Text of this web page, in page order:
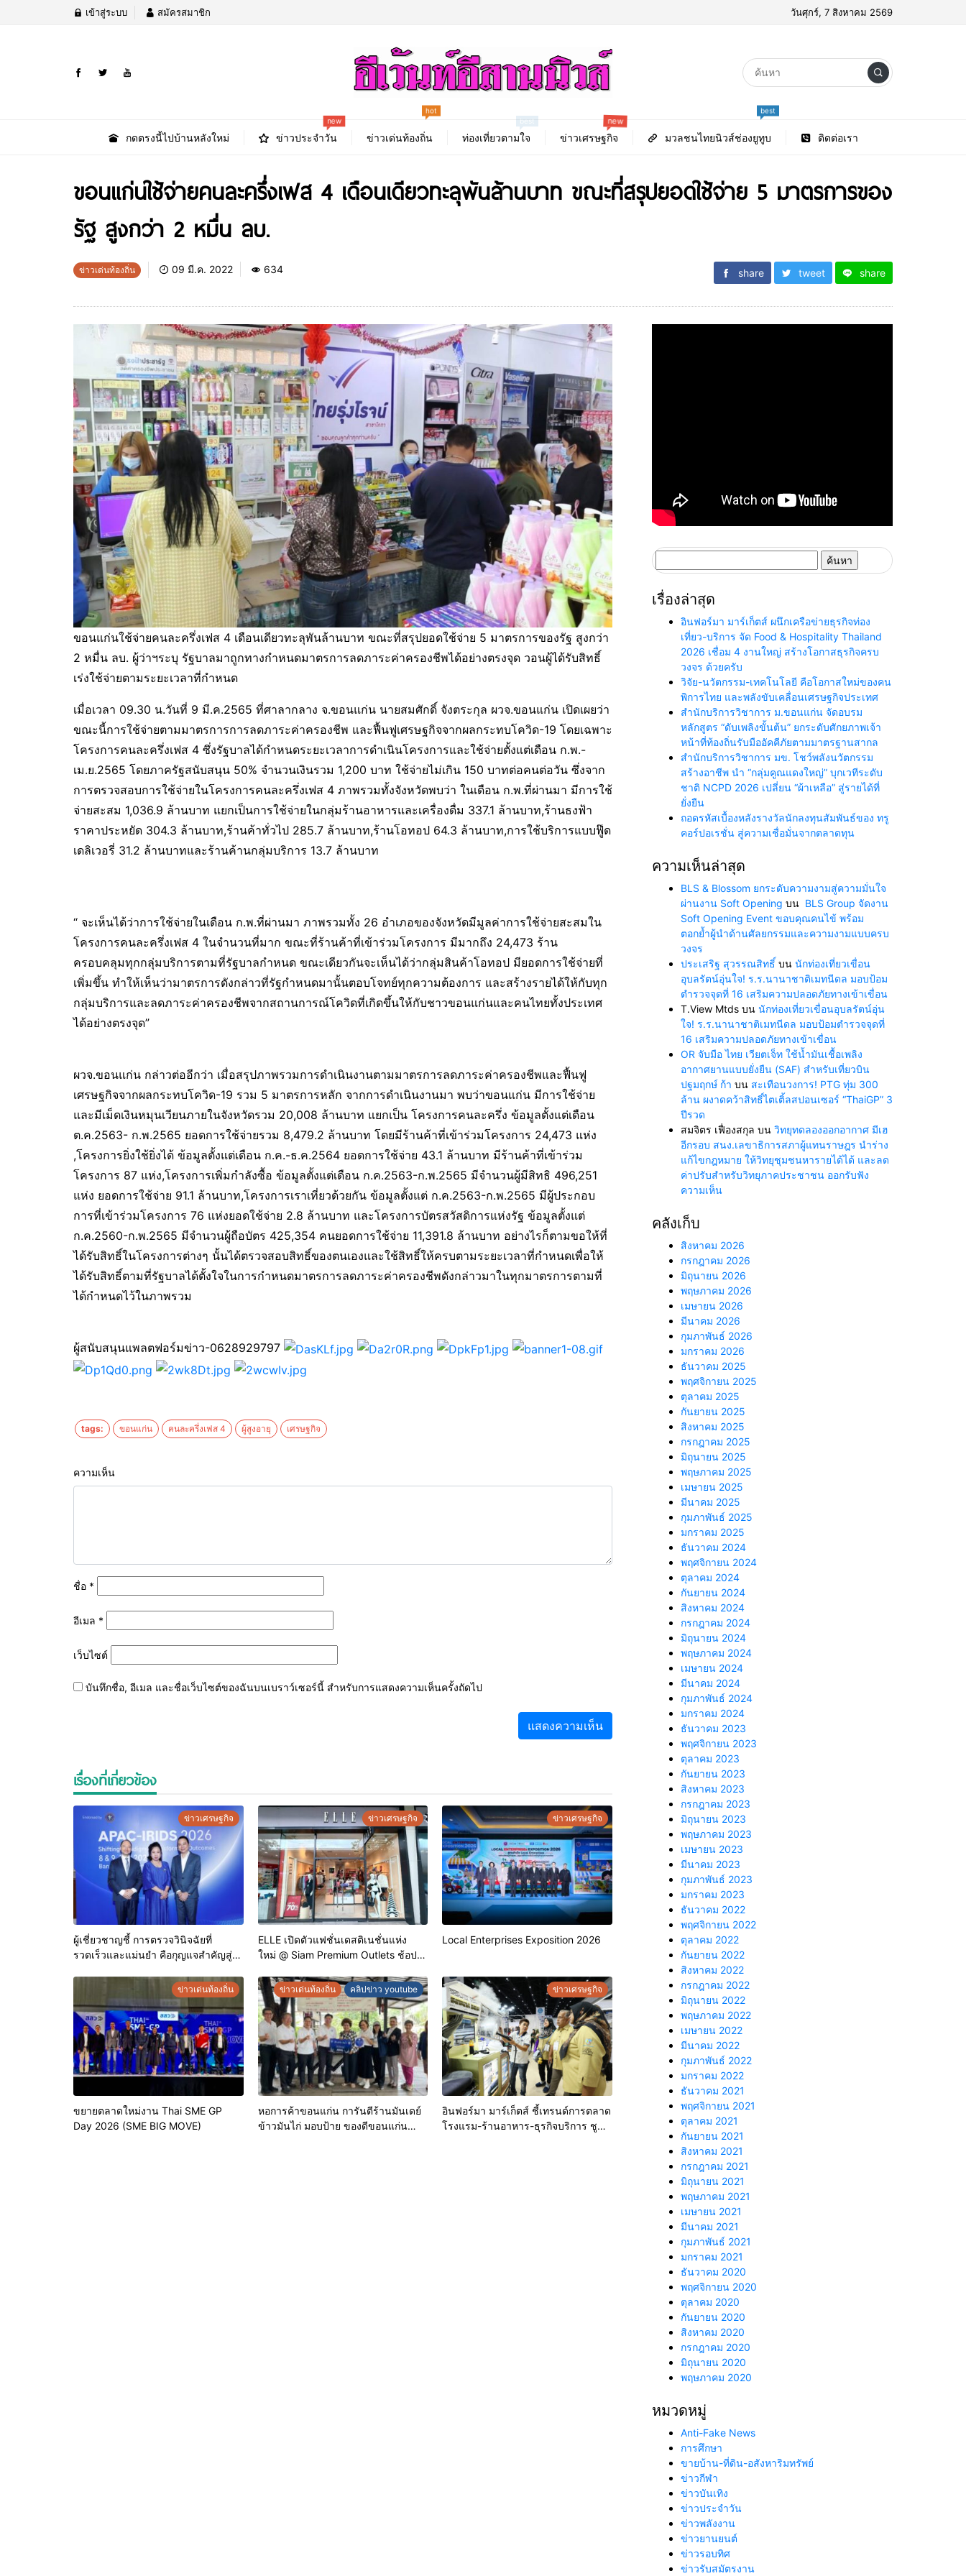
เข้าสู่ระบบ สมัครสมาชิก วันศุกร์, 7 สิงหาคม 2569
กดตรงนี้ไปบ้านหลังใหม่ ข่าวประจำวัน
new
ข่าวเด่นท้องถิ่น
hot
ท่องเที่ยวตามใจ
best
ข่าวเศรษฐกิจ
new
มวลชนไทยนิวส์ช่องยูทูบ
best
ติดต่อเรา
ขอนแก่นใช้จ่ายคนละครึ่งเฟส 4 เดือนเดียวทะลุพันล้านบาท ขณะที่สรุปยอดใช้จ่าย 5 มาตรการของ
รัฐ สูงกว่า 2 หมื่น ลบ.
ข่าวเด่นท้องถิ่น 09 มี.ค. 2022 634 share tweet share
ขอนแก่นใช้จ่ายคนละครึ่งเฟส 4 เดือนเดียวทะลุพันล้านบาท ขณะที่สรุปยอดใช้จ่าย 5 มาตรการของรัฐ สูงกว่า
2 หมื่น ลบ. ผู้ว่าฯระบุ รัฐบาลมาถูกทางกำหนดมาตรการลดภาระค่าครองชีพได้อย่างตรงจุด วอนผู้ได้รับสิทธิ์
เร่งใช้จ่ายตามระยะเวลาที่กำหนด
เมื่อเวลา 09.30 น.วันที่ 9 มี.ค.2565 ที่ศาลากลาง จ.ขอนแก่น นายสมศักดิ์ จังตระกุล ผวจ.ขอนแก่น เปิดเผยว่า
ขณะนี้การใช้จ่ายตามมาตรการการลดภาระค่าครองชีพ และฟื้นฟูเศรษฐกิจจากผลกระทบโควิด-19 โดยเฉพาะ
โครงการคนละครึ่งเฟส 4 ซึ่งรัฐบาลได้กำหนดระยะเวลาการดำเนินโครงการและใช้จ่ายตั้งแต่เดือน ก.พ.-
เม.ย.2565 โดยภาครัฐสนับสนุน 50% จำนวนเงินรวม 1,200 บาท ใช้จ่ายไม่เกิน 150 บาทต่อคนต่อวัน ซึ่งจาก
การตรวจสอบการใช้จ่ายในโครงการคนละครึ่งเฟส 4 ภาพรวมทั้งจังหวัดพบว่า ในเดือน ก.พ.ที่ผ่านมา มีการใช้
จ่ายสะสม 1,036.9 ล้านบาท แยกเป็นการใช้จ่ายในกลุ่มร้านอาหารและเครื่องดื่ม 337.1 ล้านบาท,ร้านธงฟ้า
ราคาประหยัด 304.3 ล้านบาท,ร้านค้าทั่วไป 285.7 ล้านบาท,ร้านโอทอป 64.3 ล้านบาท,การใช้บริการแบบฟู๊ด
เดลิเวอรี่ 31.2 ล้านบาทและร้านค้านกลุ่มบริการ 13.7 ล้านบาท
“ จะเห็นได้ว่าการใช้จ่ายในเดือน ก.พ.ที่ผ่านมา ภาพรวมทั้ง 26 อำเภอของจังหวัดมีมูลค่าการใช้จ่ายสะสมใน
โครงการคนละครึ่งเฟส 4 ในจำนวนที่มาก ขณะที่ร้านค้าที่เข้าร่วมโครงการ มีมากถึง 24,473 ร้าน
ครอบคลุมทุกกลุ่มบริการตามที่รัฐบาลกำหนด ขณะเดียวกันจะเห็นได้ว่ากลุ่มสินค้าโอทอป มียอดการใช้จ่ายที่
เพิ่มขึ้น ทำให้เห็นว่ามาตรการดังกล่าวที่รัฐกำหนดมานั้นตอบโจทย์ทุกความต้องการ และสร้างรายได้ให้กับทุก
กลุ่มบริการและลดภาระค่าครองชีพจากสถานการณ์โควิดที่เกิดขึ้นให้กับชาวขอนแก่นและคนไทยทั้งประเทศ
ได้อย่างตรงจุด”
ผวจ.ขอนแก่น กล่าวต่ออีกว่า เมื่อสรุปภาพรวมการดำเนินงานตามมาตรการลดภาระค่าครองชีพและฟื้นฟู
เศรษฐกิจจากผลกระทบโควิด-19 รวม 5 มาตรการหลัก จากการดำเนินงานมา พบว่าขอนแก่น มีการใช้จ่าย
และมีเม็ดเงินหมุนเวียนภายในจังหวัดรวม 20,008 ล้านบาท แยกเป็น โครงการคนละครึ่ง ข้อมูลตั้งแต่เดือน
ต.ค.2563- ก.พ.2565 ยอดการใช้จ่ายรวม 8,479.2 ล้านบาท โดยมีร้านค้าที่เข้าร่วมโครงการ 24,473 แห่ง
,โครงการยิ่งใช้ยิ่งได้ ข้อมูลตั้งแต่เดือน ก.ค.-ธ.ค.2564 ยอดการใช้จ่าย 43.1 ล้านบาท มีร้านค้าที่เข้าร่วม
โครงการ 87 แห่ง,โครงการเพิ่มกำลังซื้อ ข้อมูลตั้งแต่เดือน ก.ค.2563-ก.พ.2565 มีจำนวนผู้มีสิทธิ 496,251
แห่ง ยอดการใช้จ่าย 91.1 ล้านบาท,โครงการเราเที่ยวด้วยกัน ข้อมูลตั้งแต่ ก.ค.2563-ก.พ.2565 มีผู้ประกอบ
การที่เข้าร่วมโครงการ 76 แห่งยอดใช้จ่าย 2.8 ล้านบาท และโครงการบัตรสวัสดิการแห่งรัฐ ข้อมูลตั้งแต่
ก.ค.2560-ก.พ.2565 มีจำนวนผู้ถือบัตร 425,354 คนยอดการใช้จ่าย 11,391.8 ล้านบาท อย่างไรก็ตามขอให้ที่
ได้รับสิทธิ์ในโครงการต่างๆ นั้นได้ตรวจสอบสิทธิ์ของตนเองและใช้สิทธิ์ให้ครบตามระยะเวลาที่กำหนดเพื่อให้
ได้รับสิทธิ์ตามที่รัฐบาลได้ตั้งใจในการกำหนดมาตรการลดภาระค่าครองชีพดังกล่าวมาในทุกมาตรการตามที่
ได้กำหนดไว้ในภาพรวม
ผู้สนับสนุนแพลตฟอร์มข่าว-0628929797
tags: ขอนแก่น คนละครึ่งเฟส 4 ผู้สูงอายุ เศรษฐกิจ
ความเห็น
ชื่อ *
อีเมล *
เว็บไซต์
บันทึกชื่อ, อีเมล และชื่อเว็บไซต์ของฉันบนเบราว์เซอร์นี้ สำหรับการแสดงความเห็นครั้งถัดไป
เรื่องที่เกี่ยวข้อง
ข่าวเศรษฐกิจ
ผู้เชี่ยวชาญชี้ การตรวจวินิจฉัยที่
รวดเร็วและแม่นยำ คือกุญแจสำคัญสู่
ข่าวเศรษฐกิจ
ELLE เปิดตัวแฟชั่นเดสติเนชั่นแห่ง
ใหม่ @ Siam Premium Outlets ช้อป
สูงสุด 70%
ข่าวเศรษฐกิจ
Local Enterprises Exposition 2026
ข่าวเด่นท้องถิ่น
ขยายตลาดใหม่งาน Thai SME GP
Day 2026 (SME BIG MOVE)
ข่าวเด่นท้องถิ่น คลิปข่าว youtube
หอการค้าขอนแก่น การันตีร้านมันเดย์
ข้าวมันไก่ มอบป้าย ของดีขอนแก่น
ข่าวเศรษฐกิจ
อินฟอร์มา มาร์เก็ตส์ ชี้เทรนด์การตลาด
โรงแรม-ร้านอาหาร-ธุรกิจบริการ ชูสุข
สำหรับ:
เรื่องล่าสุด
อินฟอร์มา มาร์เก็ตส์ ผนึกเครือข่ายธุรกิจท่อง
เที่ยว-บริการ จัด Food & Hospitality Thailand
2026 เชื่อม 4 งานใหญ่ สร้างโอกาสธุรกิจครบ
วงจร ด้วยครับ
วิจัย-นวัตกรรม-เทคโนโลยี คือโอกาสใหม่ของคน
พิการไทย และพลังขับเคลื่อนเศรษฐกิจประเทศ
สำนักบริการวิชาการ ม.ขอนแก่น จัดอบรม
หลักสูตร “ดับเพลิงขั้นต้น” ยกระดับศักยภาพเจ้า
หน้าที่ท้องถิ่นรับมืออัคคีภัยตามมาตรฐานสากล
สำนักบริการวิชาการ มข. โชว์พลังนวัตกรรม
สร้างอาชีพ นำ “กลุ่มคูณแดงใหญ่” บุกเวทีระดับ
ชาติ NCPD 2026 เปลี่ยน “ผ้าเหลือ” สู่รายได้ที่
ยั่งยืน
ถอดรหัสเบื้องหลังรางวัลนักลงทุนสัมพันธ์ของ ทรู
คอร์ปอเรชั่น สู่ความเชื่อมั่นจากตลาดทุน
ความเห็นล่าสุด
BLS & Blossom ยกระดับความงามสู่ความมั่นใจ
ผ่านงาน Soft Opening บน BLS Group จัดงาน
Soft Opening Event ขอบคุณคนไข้ พร้อม
ตอกย้ำผู้นำด้านศัลยกรรมและความงามแบบครบ
วงจร
ประเสริฐ สุวรรณสิทธิ์ บน นักท่องเที่ยวเขื่อน
อุบลรัตน์อุ่นใจ! ร.ร.นานาชาติเมทนีดล มอบป้อม
ตำรวจจุดที่ 16 เสริมความปลอดภัยทางเข้าเขื่อน
T.View Mtds บน นักท่องเที่ยวเขื่อนอุบลรัตน์อุ่น
ใจ! ร.ร.นานาชาติเมทนีดล มอบป้อมตำรวจจุดที่
16 เสริมความปลอดภัยทางเข้าเขื่อน
OR จับมือ ไทย เวียตเจ็ท ใช้น้ำมันเชื้อเพลิง
อากาศยานแบบยั่งยืน (SAF) สำหรับเที่ยวบิน
ปฐมฤกษ์ ก้า บน สะเทือนวงการ! PTG ทุ่ม 300
ล้าน ผงาดคว้าสิทธิ์ไตเติ้ลสปอนเซอร์ “ThaiGP” 3
ปีรวด
สมจิตร เฟื่องสกุล บน วิทยุทดลองออกอากาศ มีเฮ
อีกรอบ สนง.เลขาธิการสภาผู้แทนราษฎร นำร่าง
แก้ไขกฎหมาย ให้วิทยุชุมชนหารายได้ได้ และลด
ค่าปรับสำหรับวิทยุภาคประชาชน ออกรับฟัง
ความเห็น
คลังเก็บ
สิงหาคม 2026
กรกฎาคม 2026
มิถุนายน 2026
พฤษภาคม 2026
เมษายน 2026
มีนาคม 2026
กุมภาพันธ์ 2026
มกราคม 2026
ธันวาคม 2025
พฤศจิกายน 2025
ตุลาคม 2025
กันยายน 2025
สิงหาคม 2025
กรกฎาคม 2025
มิถุนายน 2025
พฤษภาคม 2025
เมษายน 2025
มีนาคม 2025
กุมภาพันธ์ 2025
มกราคม 2025
ธันวาคม 2024
พฤศจิกายน 2024
ตุลาคม 2024
กันยายน 2024
สิงหาคม 2024
กรกฎาคม 2024
มิถุนายน 2024
พฤษภาคม 2024
เมษายน 2024
มีนาคม 2024
กุมภาพันธ์ 2024
มกราคม 2024
ธันวาคม 2023
พฤศจิกายน 2023
ตุลาคม 2023
กันยายน 2023
สิงหาคม 2023
กรกฎาคม 2023
มิถุนายน 2023
พฤษภาคม 2023
เมษายน 2023
มีนาคม 2023
กุมภาพันธ์ 2023
มกราคม 2023
ธันวาคม 2022
พฤศจิกายน 2022
ตุลาคม 2022
กันยายน 2022
สิงหาคม 2022
กรกฎาคม 2022
มิถุนายน 2022
พฤษภาคม 2022
เมษายน 2022
มีนาคม 2022
กุมภาพันธ์ 2022
มกราคม 2022
ธันวาคม 2021
พฤศจิกายน 2021
ตุลาคม 2021
กันยายน 2021
สิงหาคม 2021
กรกฎาคม 2021
มิถุนายน 2021
พฤษภาคม 2021
เมษายน 2021
มีนาคม 2021
กุมภาพันธ์ 2021
มกราคม 2021
ธันวาคม 2020
พฤศจิกายน 2020
ตุลาคม 2020
กันยายน 2020
สิงหาคม 2020
กรกฎาคม 2020
มิถุนายน 2020
พฤษภาคม 2020
หมวดหมู่
Anti-Fake News
การศึกษา
ขายบ้าน-ที่ดิน-อสังหาริมทรัพย์
ข่าวกีฬา
ข่าวบันเทิง
ข่าวประจำวัน
ข่าวพลังงาน
ข่าวยานยนต์
ข่าวรอบทิศ
ข่าวรับสมัตรงาน